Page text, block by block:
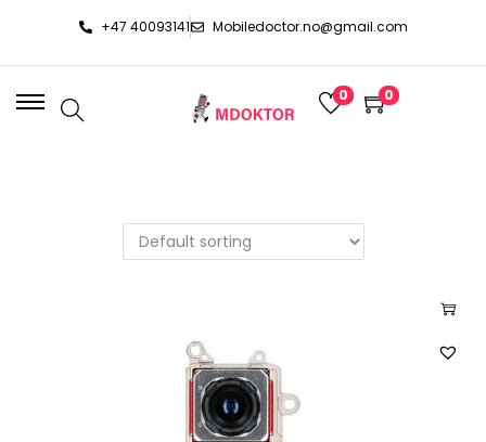
+47 40093141 Mobiledoctor.no@gmail.com
0 0